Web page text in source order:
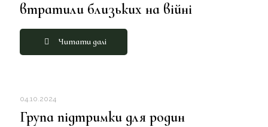
втратили близьких на війні
Читати далі
04.10.2024
Група підтримки для родин